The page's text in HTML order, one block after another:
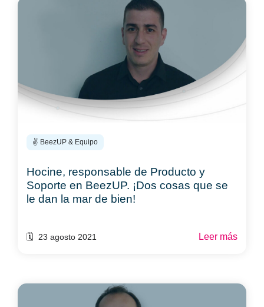
✌️ BeezUP & Equipo
Hocine, responsable de Producto y
Soporte en BeezUP. ¡Dos cosas que se
le dan la mar de bien!
🗓️ 23 agosto 2021 Leer más